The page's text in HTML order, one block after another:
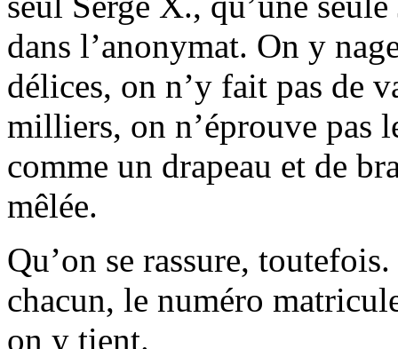
dans l’anonymat. On y
délices, on n’y fait pas de
milliers, on n’éprouve pas
comme un drapeau et de
mêlée.
Qu’on se rassure,
chacun, le numéro
on y tient.